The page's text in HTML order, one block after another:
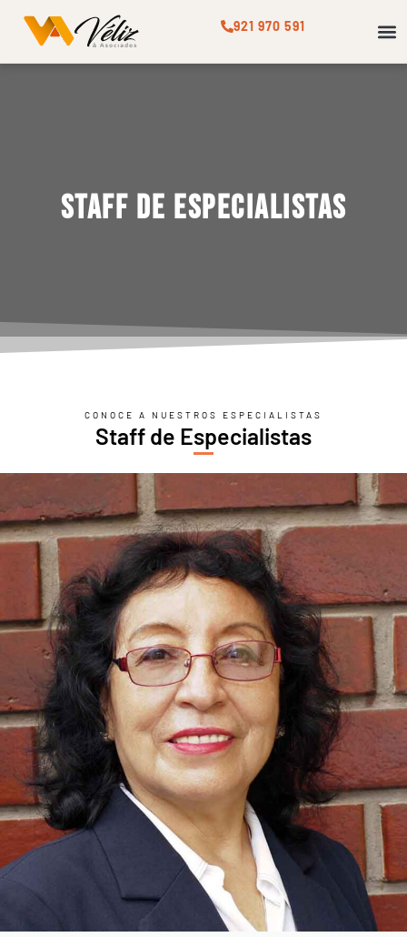
921 970 591
Staff de Especialistas
CONOCE A NUESTROS ESPECIALISTAS
Staff de Especialistas